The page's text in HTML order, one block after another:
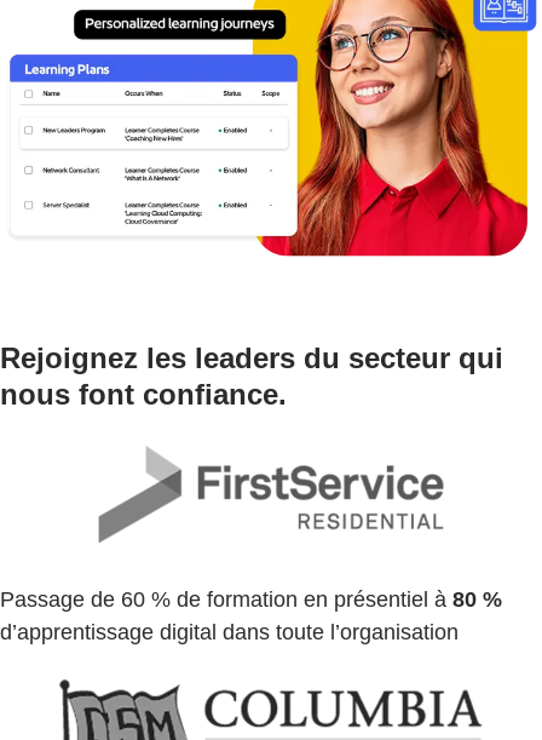
Rejoignez les leaders du secteur qui
nous font confiance.
Passage de 60 % de formation en présentiel à 80 %
d’apprentissage digital dans toute l’organisation